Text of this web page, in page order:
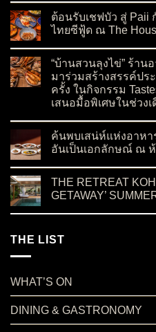
ต้อนรับเชฟบัว สู่ Paii
ไทยซีฟู้ด ณ The
“บ้านสวนลุงไข่” ร้าน
มาร่วมสร้างสรรค์ป
ครั้ง ในกิจกรรม
เสนอมื้อพิเศษในช่วง
ค้นพบเสน่ห์แห่งอาหา
อันเป็นเอกลักษณ์ ณ
THE RETREAT
GETAWAY’
THE LIST
WHAT’S ON
DINING & GASTRONOMY